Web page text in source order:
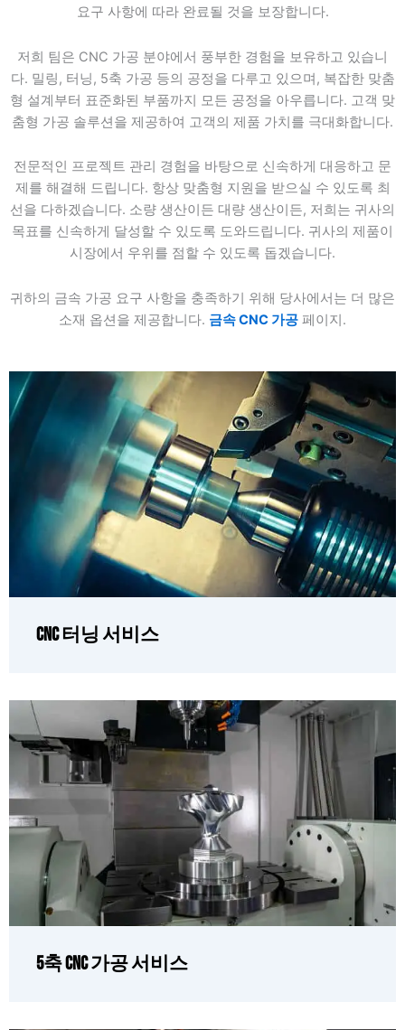
요구 사항에 따라 완료될 것을 보장합니다.
저희 팀은 CNC 가공 분야에서 풍부한 경험을 보유하고 있습니
다. 밀링, 터닝, 5축 가공 등의 공정을 다루고 있으며, 복잡한 맞춤
형 설계부터 표준화된 부품까지 모든 공정을 아우릅니다. 고객 맞
춤형 가공 솔루션을 제공하여 고객의 제품 가치를 극대화합니다.
전문적인 프로젝트 관리 경험을 바탕으로 신속하게 대응하고 문
제를 해결해 드립니다. 항상 맞춤형 지원을 받으실 수 있도록 최
선을 다하겠습니다. 소량 생산이든 대량 생산이든, 저희는 귀사의
목표를 신속하게 달성할 수 있도록 도와드립니다. 귀사의 제품이
시장에서 우위를 점할 수 있도록 돕겠습니다.
귀하의 금속 가공 요구 사항을 충족하기 위해 당사에서는 더 많은
소재 옵션을 제공합니다. 금속 CNC 가공 페이지.
CNC 터닝 서비스
5축 CNC 가공 서비스